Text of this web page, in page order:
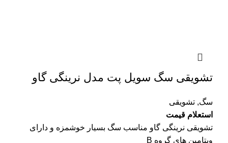
تشویقی سگ سویل پت مدل نرینگی گاو
سگ, تشویقی
استعلام قیمت
تشویقی نرینگی گاو مناسب سگ بسیار خوشمزه و دارای
ویتامین های گروه B